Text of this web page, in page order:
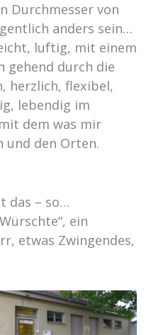
Durchmesser von
anders sein…
luftig, mit einem
gehend durch die
herzlich, flexibel,
lebendig im
dem was mir
und den Orten.
das – so…
ein
etwas Zwingendes,